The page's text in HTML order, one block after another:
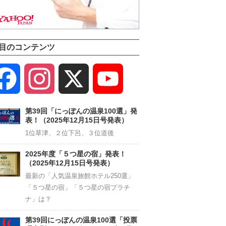
のコンテンツ
Facebook Instagram
Channel
第39回「にっぽんの温泉100選」発
表！（2025年12月15日号発表）
1位草津、２位下呂、３位道後
2025年度「５つ星の宿」発表！
（2025年12月15日号発表）
最新の「人気温泉旅館ホテル250選」
「５つ星の宿」「５つ星の宿プラチ
ナ」は？
第39回にっぽんの温泉100選「投票